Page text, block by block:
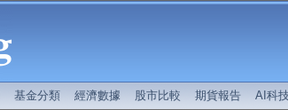
基金分類 經濟數據 股市比較 期貨報告 AI科